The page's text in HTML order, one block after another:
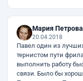
Мария Петрова
20.04.2018
Павел один из
тернистом пути
выполнить работу
связи. Было бы